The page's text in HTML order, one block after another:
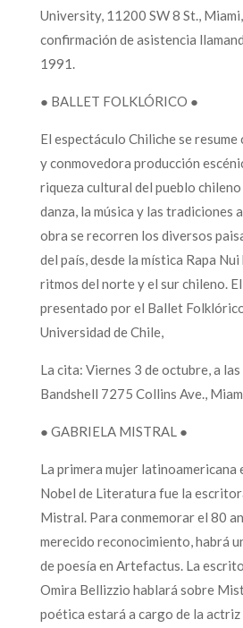
University, 11200 SW 8 St.,
confirmación de asistencia
1991.
● BALLET FOLKLÓRICO ●
El espectáculo Chiliche se resume
y conmovedora producción
riqueza cultural del pueblo
danza, la música y las tradiciones
obra se recorren los diversos
del país, desde la mística Rapa
ritmos del norte y el sur chileno.
presentado por el Ballet
Universidad de Chile,
La cita: Viernes 3 de octubre, a las
Bandshell 7275 Collins Ave.,
● GABRIELA MISTRAL ●
La primera mujer latinoamericana
Nobel de Literatura fue la
Mistral. Para conmemorar el 80
merecido reconocimiento, habrá
de poesía en Artefactus. La
Omira Bellizzio hablará sobre
poética estará a cargo de la actriz